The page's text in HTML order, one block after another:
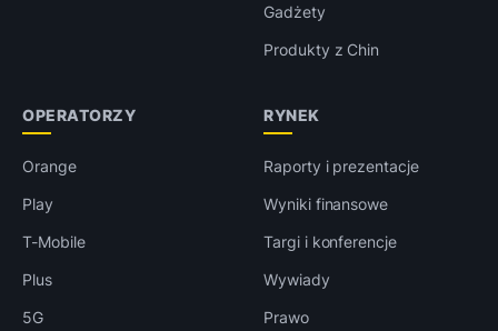
Gadżety
Produkty z Chin
OPERATORZY
Orange
Play
T-Mobile
Plus
5G
RYNEK
Raporty i prezentacje
Wyniki finansowe
Targi i konferencje
Wywiady
Prawo